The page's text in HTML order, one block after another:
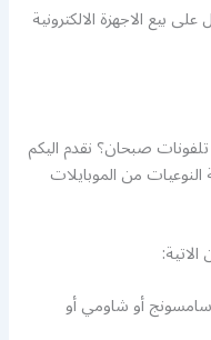
بيع الاجهزة الالكترونية
صبحان؟ نقدم اليكم
من الموبايلات
أو شاومي أو